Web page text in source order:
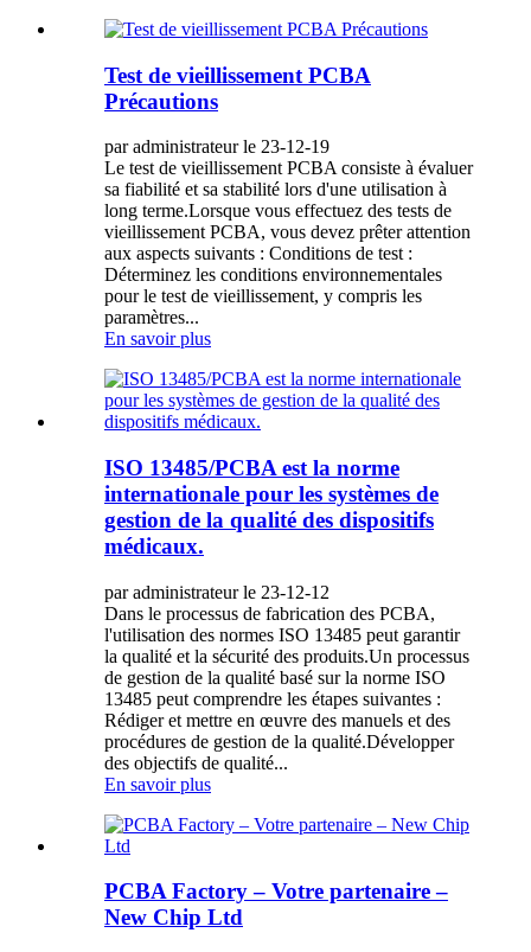
Test de vieillissement PCBA
Précautions
par administrateur le 23-12-19
Le test de vieillissement PCBA consiste à évaluer
sa fiabilité et sa stabilité lors d'une utilisation à
long terme.Lorsque vous effectuez des tests de
vieillissement PCBA, vous devez prêter attention
aux aspects suivants : Conditions de test :
Déterminez les conditions environnementales
pour le test de vieillissement, y compris les
paramètres...
En savoir plus
ISO 13485/PCBA est la norme
internationale pour les systèmes de
gestion de la qualité des dispositifs
médicaux.
par administrateur le 23-12-12
Dans le processus de fabrication des PCBA,
l'utilisation des normes ISO 13485 peut garantir
la qualité et la sécurité des produits.Un processus
de gestion de la qualité basé sur la norme ISO
13485 peut comprendre les étapes suivantes :
Rédiger et mettre en œuvre des manuels et des
procédures de gestion de la qualité.Développer
des objectifs de qualité...
En savoir plus
PCBA Factory – Votre partenaire –
New Chip Ltd